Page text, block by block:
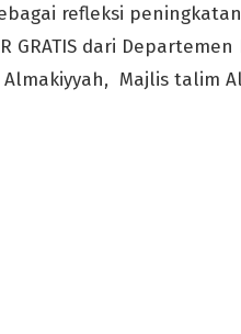
refleksi
dari Departemen
Almakiyyah, Majlis talim